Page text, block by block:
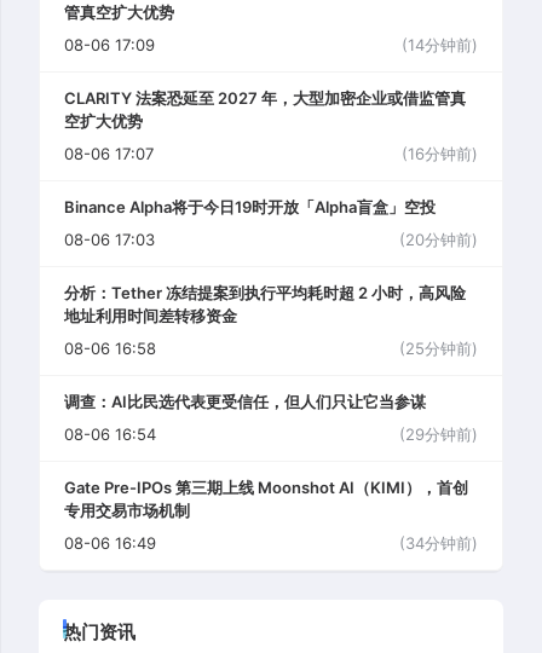
管真空扩大优势
08-06 17:09
(14分钟前)
CLARITY 法案恐延至 2027 年，大型加密企业或借监管真
空扩大优势
08-06 17:07
(16分钟前)
Binance Alpha将于今日19时开放「Alpha盲盒」空投
08-06 17:03
(20分钟前)
分析：Tether 冻结提案到执行平均耗时超 2 小时，高风险
地址利用时间差转移资金
08-06 16:58
(25分钟前)
调查：AI比民选代表更受信任，但人们只让它当参谋
08-06 16:54
(29分钟前)
Gate Pre-IPOs 第三期上线 Moonshot AI（KIMI），首创
专用交易市场机制
08-06 16:49
(34分钟前)
热门资讯